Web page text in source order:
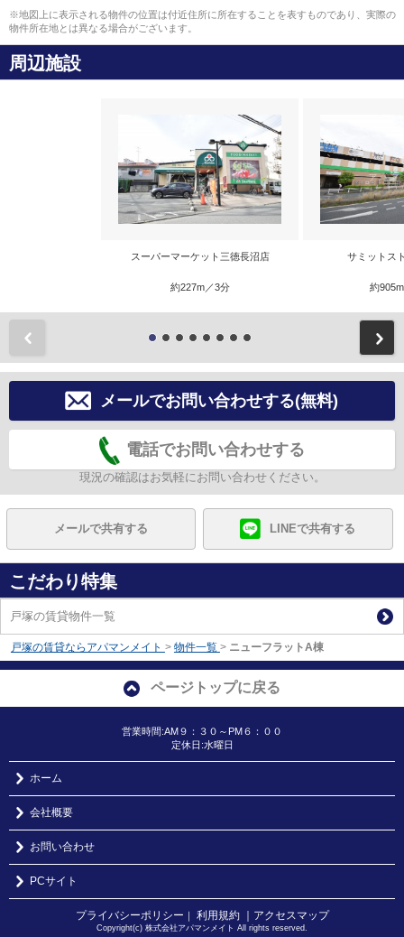
※地図上に表示される物件の位置は付近住所に所在することを表すものであり、実際の
物件所在地とは異なる場合がございます。
周辺施設
スーパーマーケット三徳長沼店
約227m／3分
サミットス
約
メールでお問い合わせする(無料)
電話でお問い合わせする
現況の確認はお気軽にお問い合わせください。
メールで共有する LINEで共有する
こだわり特集
戸塚の賃貸物件一覧
戸塚の賃貸ならアパマンメイト > 物件一覧 > ニューフラットA棟
ページトップに戻る
営業時間:AM９：３０～PM６：００
定休日:水曜日
ホーム
会社概要
お問い合わせ
PCサイト
プライバシーポリシー 利用規約 ｜アクセスマップ
Copyright(c) 株式会社アパマンメイト All rights reserved.